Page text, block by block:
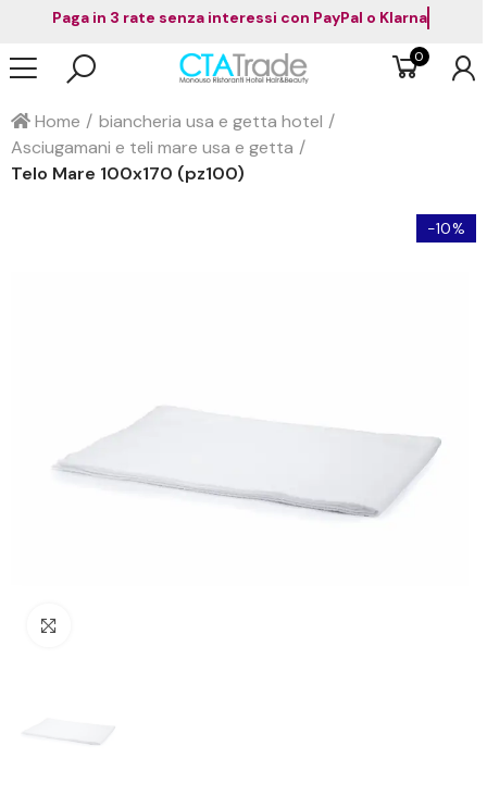
Paga in 3 rate senza interessi con PayPal o Klarna
0
Home
biancheria usa e getta hotel
Asciugamani e teli mare usa e getta
Telo Mare 100x170 (pz100)
-10%